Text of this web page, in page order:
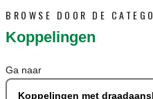
BROWSE DOOR DE
Koppelingen
Ga naar
Koppelingen met